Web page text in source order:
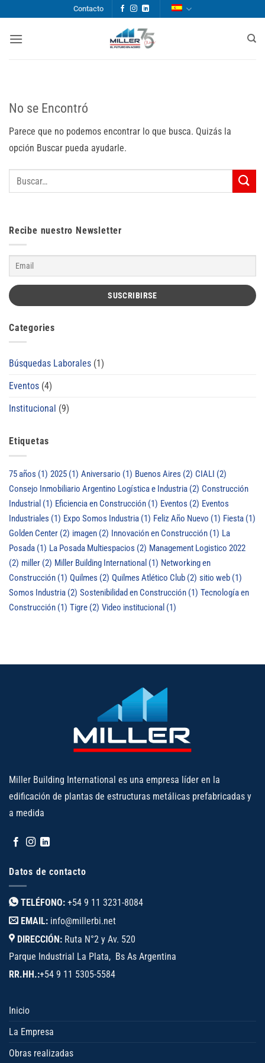
al
contenido
Contacto
No se Encontró
Parece que no podemos encontrar lo que busca. Quizás la
opción Buscar pueda ayudarle.
Recibe nuestro Newsletter
Categories
Búsquedas Laborales (1)
Eventos (4)
Institucional (9)
Etiquetas
75 años (1) 2025 (1) Aniversario (1) Buenos Aires (2) CIALI (2)
Consejo Inmobiliario Argentino Logística e Industria (2) Construcción
Industrial (1) Eficiencia en Construcción (1) Eventos (2) Eventos
Industriales (1) Expo Somos Industria (1) Feliz Año Nuevo (1) Fiesta (1)
Golden Center (2) imagen (2) Innovación en Construcción (1) La
Posada (1) La Posada Multiespacios (2) Management Logistico 2022
(2) miller (2) Miller Building International (1) Networking en
Construcción (1) Quilmes (2) Quilmes Atlético Club (2) sitio web (1)
Somos Industria (2) Sostenibilidad en Construcción (1) Tecnología en
Construcción (1) Tigre (2) Video institucional (1)
Miller Building International es una empresa líder en la
edificación de plantas de estructuras metálicas prefabricadas y
a medida
Datos de contacto
TELÉFONO: +54 9 11 3231-8084
EMAIL: info@millerbi.net
DIRECCIÓN: Ruta N°2 y Av. 520
Parque Industrial La Plata, Bs As Argentina
RR.HH.:+54 9 11 5305-5584
Inicio
La Empresa
Obras realizadas